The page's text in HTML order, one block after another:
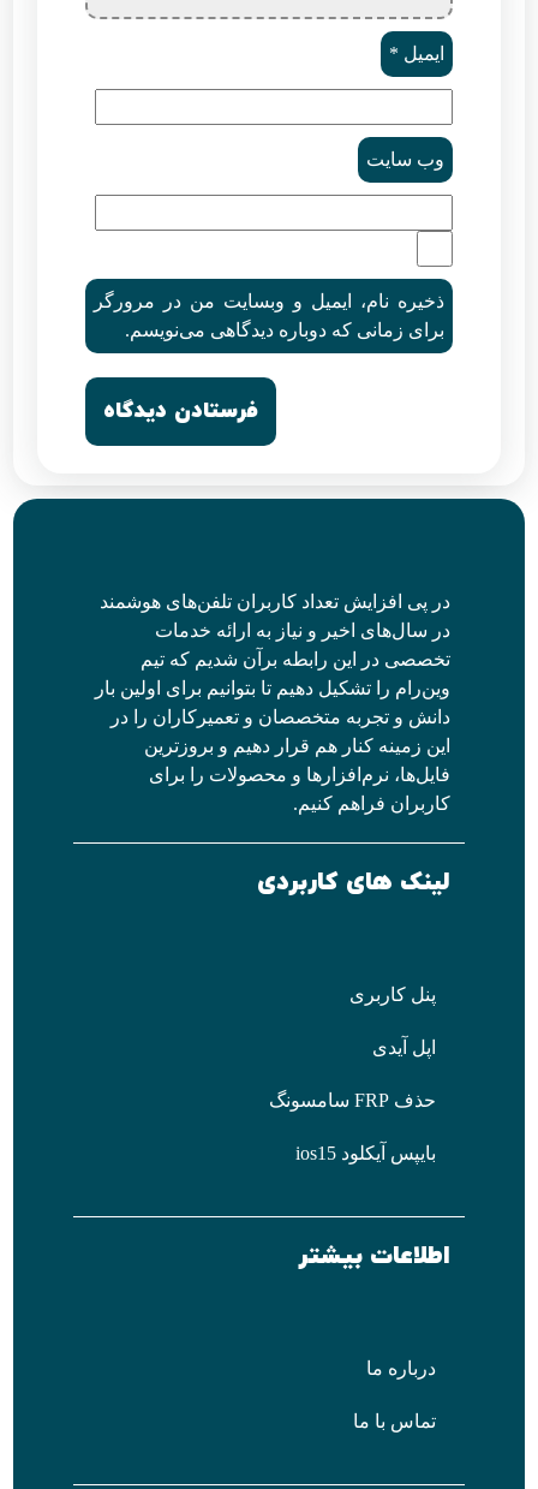
ایمیل *
وب‌ سایت
ذخیره نام، ایمیل و وبسایت من در مرورگر
برای زمانی که دوباره دیدگاهی می‌نویسم.
در پی افزایش تعداد کاربران تلفن‌های هوشمند
در سال‌های اخیر و نیاز به ارائه خدمات
تخصصی در این رابطه برآن شدیم که تیم
وین‌رام را تشکیل دهیم تا بتوانیم برای اولین بار
دانش و تجربه متخصصان و تعمیرکاران را در
این زمینه کنار هم قرار دهیم و بروزترین
فایل‌ها، نرم‌افزارها و محصولات را برای
کاربران فراهم کنیم.
لینک های کاربردی
پنل کاربری
اپل آیدی
حذف FRP سامسونگ
بایپس آیکلود ios15
اطلاعات بیشتر
درباره ما
تماس با ما